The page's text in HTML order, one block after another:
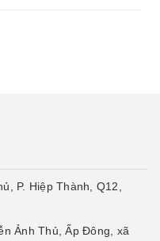
P. Hiệp Thành, Q12,
Ảnh Thủ, Ấp Đông, xã